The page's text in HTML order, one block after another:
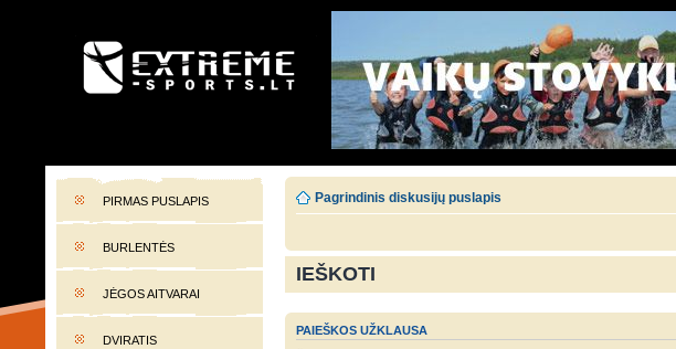
EXTREME-SPORTS.LT
PIRMAS PUSLAPIS
BURLENTĖS
JĖGOS AITVARAI
DVIRATIS
Pagrindinis diskusijų puslapis
IEŠKOTI
PAIEŠKOS UŽKLAUSA